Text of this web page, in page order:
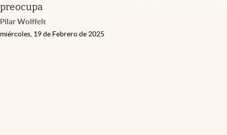
preocupa
Pilar Wolffelt
miércoles, 19 de Febrero de 2025